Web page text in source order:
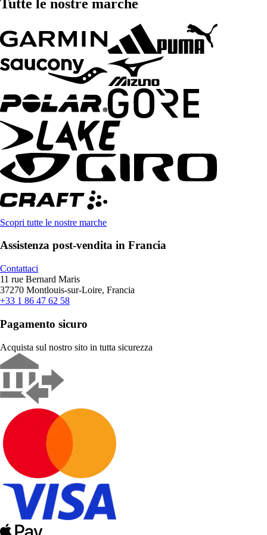
Tutte le nostre marche
Scopri tutte le nostre marche
Assistenza post-vendita in Francia
Contattaci
11 rue Bernard Maris
37270 Montlouis-sur-Loire, Francia
+33 1 86 47 62 58
Pagamento sicuro
Acquista sul nostro sito in tutta sicurezza